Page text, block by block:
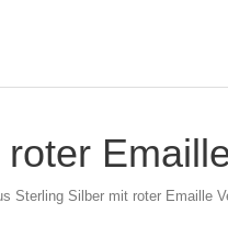
Sterling Silber mit roter Emaille